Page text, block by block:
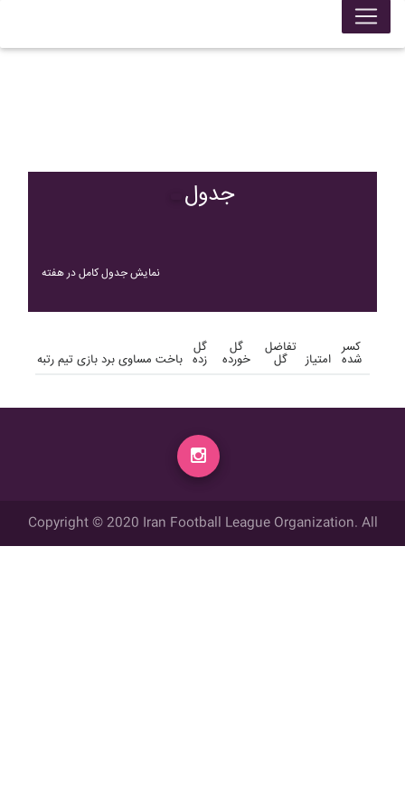
جدول
نمایش جدول کامل در هفته
رتبه تیم بازی برد مساوی باخت
گل
زده
گل
خورده
تفاضل
گل امتیاز
کسر
شده
Copyright © 2020 Iran Football League Organization. All